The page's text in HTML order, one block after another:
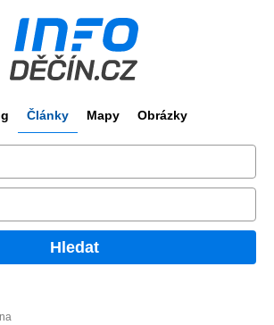
Články Mapy Obrázky
Hledat